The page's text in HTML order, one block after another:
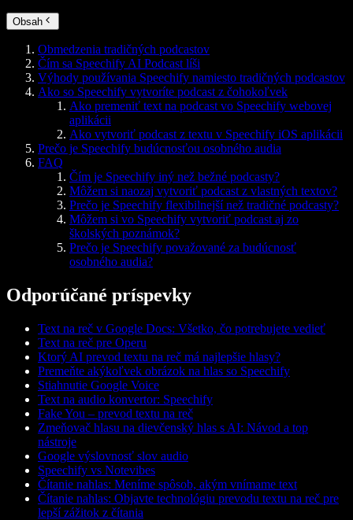
Obsah
Obmedzenia tradičných podcastov
Čím sa Speechify AI Podcast líši
Výhody používania Speechify namiesto tradičných podcastov
Ako so Speechify vytvoríte podcast z čohokoľvek
Ako premeniť text na podcast vo Speechify webovej
aplikácii
Ako vytvoriť podcast z textu v Speechify iOS aplikácii
Prečo je Speechify budúcnosťou osobného audia
FAQ
Čím je Speechify iný než bežné podcasty?
Môžem si naozaj vytvoriť podcast z vlastných textov?
Prečo je Speechify flexibilnejší než tradičné podcasty?
Môžem si vo Speechify vytvoriť podcast aj zo
školských poznámok?
Prečo je Speechify považované za budúcnosť
osobného audia?
Odporúčané príspevky
Text na reč v Google Docs: Všetko, čo potrebujete vedieť
Text na reč pre Operu
Ktorý AI prevod textu na reč má najlepšie hlasy?
Premeňte akýkoľvek obrázok na hlas so Speechify
Stiahnutie Google Voice
Text na audio konvertor: Speechify
Fake You – prevod textu na reč
Zmeňovač hlasu na dievčenský hlas s AI: Návod a top
nástroje
Google výslovnosť slov audio
Speechify vs Notevibes
Čítanie nahlas: Meníme spôsob, akým vnímame text
Čítanie nahlas: Objavte technológiu prevodu textu na reč pre
lepší zážitok z čítania